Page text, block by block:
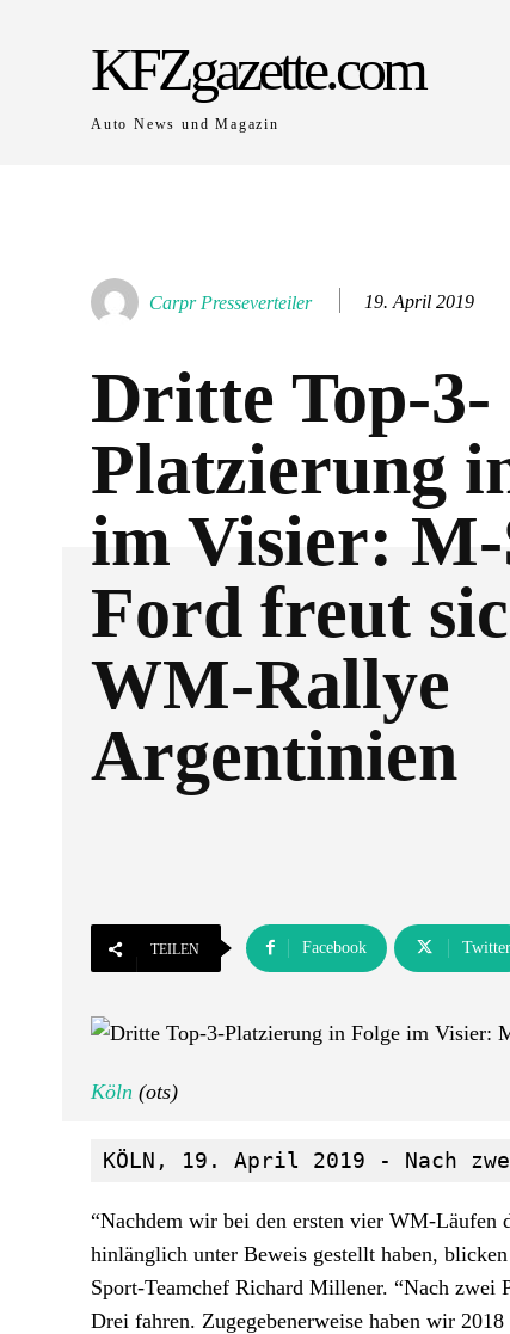
KFZgazette.com
Auto News und Magazin
Carpr Presseverteiler 19. April 2019
Dritte Top-3-
Platzierung
im Visier:
Ford freut
WM-Rallye
Argentinien
TEILEN Facebook Twitter
Köln (ots)
KÖLN, 19. April 2019 - Nach
“Nachdem wir bei den ersten vier WM-Läufen
hinlänglich unter Beweis gestellt haben,
Sport-Teamchef Richard Millener. “Nach zwei
Drei fahren. Zugegebenerweise haben wir